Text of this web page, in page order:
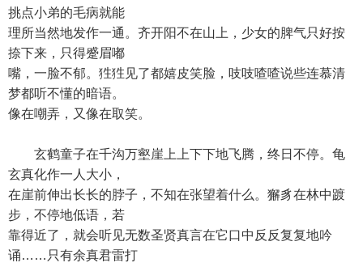
挑点小弟的毛病就能
理所当然地发作一通。齐开阳不在山上，少女的脾气只好按
捺下来，只得蹙眉嘟
嘴，一脸不郁。狌狌见了都嬉皮笑脸，吱吱喳喳说些连慕清
梦都听不懂的暗语。
像在嘲弄，又像在取笑。
玄鹤童子在千沟万壑崖上上下下地飞腾，终日不停。龟
玄真化作一人大小，
在崖前伸出长长的脖子，不知在张望着什么。獬豸在林中踱
步，不停地低语，若
靠得近了，就会听见无数圣贤真言在它口中反反复复地吟
诵……只有余真君雷打